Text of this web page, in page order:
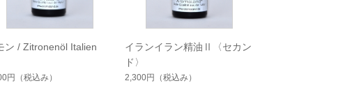
ン / Zitronenöl Italien
円 （税込み）
イランイラン精油Ⅱ〈セカン
ド〉
2,300円 （税込み）